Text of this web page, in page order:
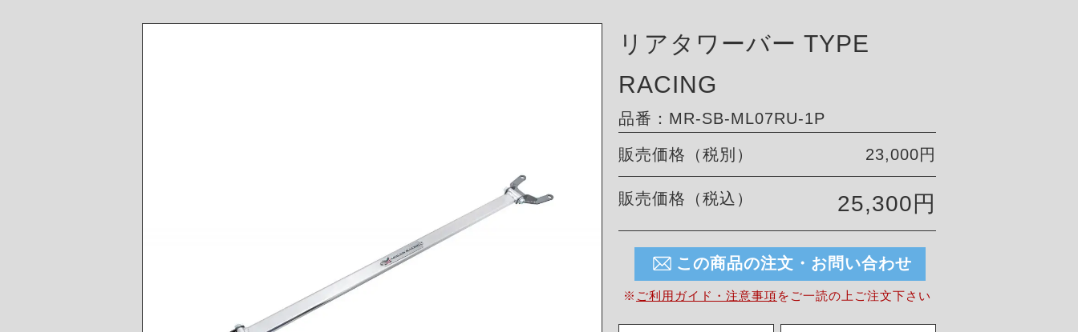
リアタワーバー TYPE
RACING
品番：MR-SB-ML07RU-1P
販売価格（税別） 23,000円
販売価格（税込） 25,300円
この商品の注文・お問い合わせ
※ ご利用ガイド・注意事項を ご一読の上ご注文下さい